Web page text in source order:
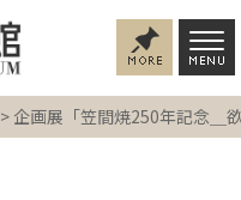
> 企画展「笠間焼250年記念＿